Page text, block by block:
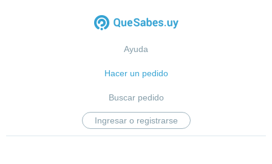
Ayuda
Hacer un pedido
Buscar pedido
Ingresar o registrarse